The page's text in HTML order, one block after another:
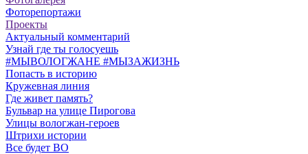
Фоторепортажи
Проекты
Актуальный комментарий
Узнай где ты голосуешь
#МЫВОЛОГЖАНЕ #МЫЗАЖИЗНЬ
Попасть в историю
Кружевная линия
Где живет память?
Бульвар на улице Пирогова
Улицы вологжан-героев
Штрихи истории
Все будет ВО